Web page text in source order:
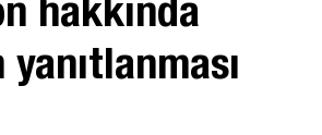
hakkında
yanıtlanması